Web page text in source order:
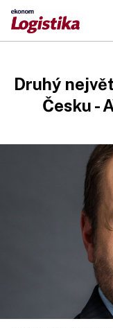
Druhý
Česku -